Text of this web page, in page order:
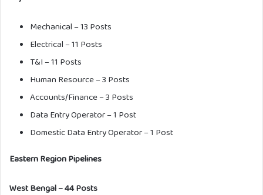
Mechanical – 13 Posts
Electrical – 11 Posts
T&I – 11 Posts
Human Resource – 3 Posts
Accounts/Finance – 3 Posts
Data Entry Operator – 1 Post
Domestic Data Entry Operator – 1 Post
Eastern Region Pipelines
West Bengal – 44 Posts